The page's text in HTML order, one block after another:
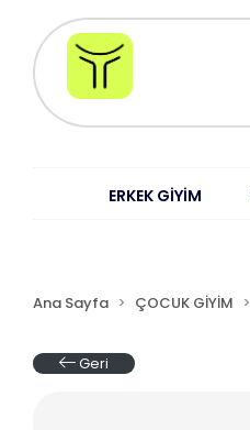
ERKEK GİYİM
Ana Sayfa ÇOCUK GİYİM
Geri